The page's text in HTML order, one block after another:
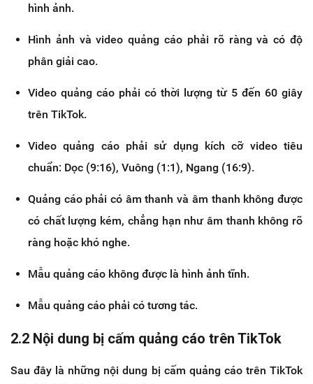
hình ảnh.
Hình ảnh và video quảng cáo phải rõ ràng và có độ
phân giải cao.
Video quảng cáo phải có thời lượng từ 5 đến 60 giây
trên TikTok.
Video quảng cáo phải sử dụng kích cỡ video tiêu
chuẩn: ​Dọc (9:16), ​Vuông (1:1), Ngang (16:9).
Quảng cáo phải có âm thanh và âm thanh không được
có chất lượng kém, chẳng hạn như âm thanh không rõ
ràng hoặc khó nghe.
Mẫu quảng cáo không được là hình ảnh tĩnh.
Mẫu quảng cáo phải có tương tác.
2.2 Nội dung bị cấm quảng cáo trên TikTok
Sau đây là những nội dung bị cấm quảng cáo trên TikTok